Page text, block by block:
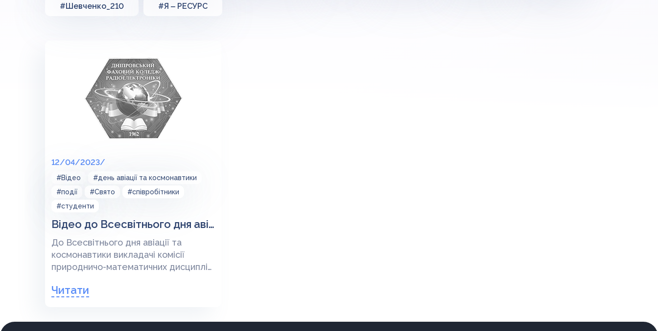
#Шевченко_210 #Я ‒ РЕСУРС
12/04/2023/
#Відео
#день авіації та космонавтики
#події
#Свято
#співробітники
#студенти
Відео до Всесвітнього дня авіації та космонавтики
До Всесвітнього дня авіації та
космонавтики викладачі комісії
природничо-математичних дисциплін
підготували цікавий відеоматеріал, у
Читати